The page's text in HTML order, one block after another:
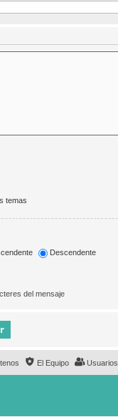
temas
Descendente
del mensaje
Usuarios
El Equipo